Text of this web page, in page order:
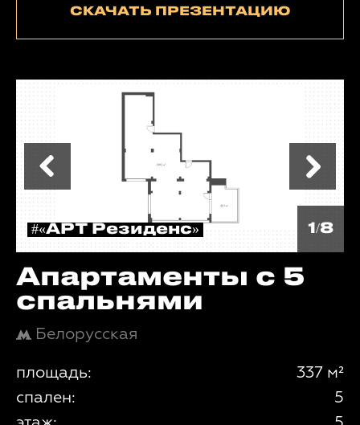
СКАЧАТЬ ПРЕЗЕНТАЦИЮ
#«АРТ Резиденс» 1/8
Апартаменты с 5
спальнями
Белорусская
площадь:
337 м²
спален:
5